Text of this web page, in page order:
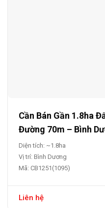
Cần Bán Gần 1.8ha
Đường 70m – Bình
Diện tích: ~1.8ha
Vị trí: Bình Dương
Mã: CB1251(1095)
Liên hệ